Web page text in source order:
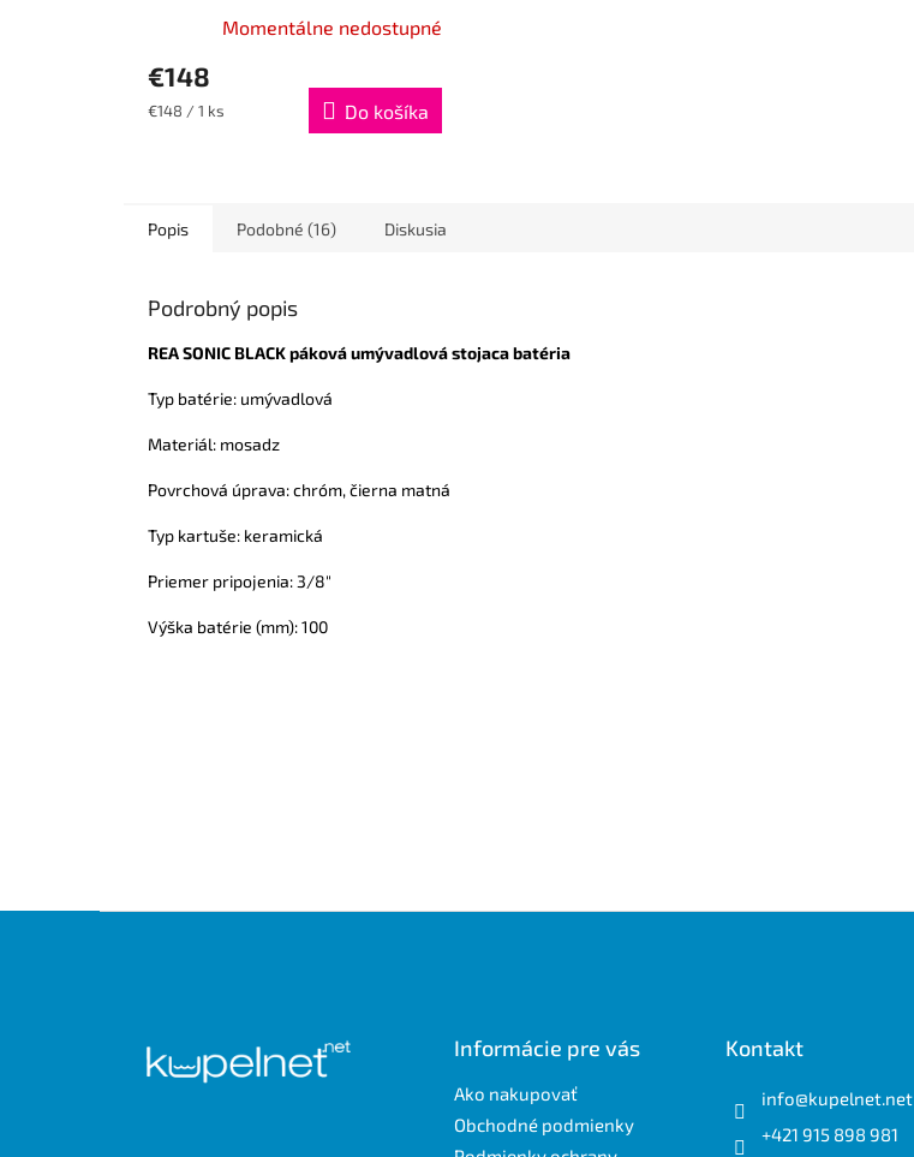
Momentálne nedostupné
€148
Jednotková
€148 / 1 ks Do košíka
Popis Podobné (16) Diskusia
Podrobný popis
REA SONIC BLACK páková umývadlová stojaca batéria
Typ batérie: umývadlová
Materiál: mosadz
Povrchová úprava: chróm, čierna matná
Typ kartuše: keramická
Priemer pripojenia: 3/8"
Výška batérie (mm): 100
Informácie pre vás
Ako nakupovať
Obchodné podmienky
Kontakt
info@kupelnet.net
+421 915 898 981